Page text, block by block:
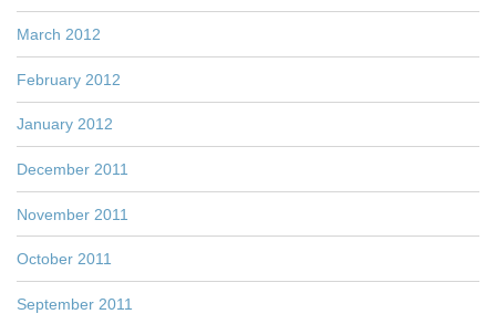
March 2012
February 2012
January 2012
December 2011
November 2011
October 2011
September 2011